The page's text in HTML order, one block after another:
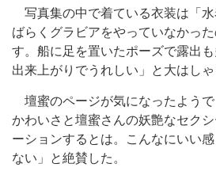
写真集の中で着ている衣装は「
ばらくグラビアをやっていなかっ
す。船に足を置いたポーズで露出
出来上がりでうれしい」と大はしゃ
壇蜜のページが気になったよう
かわいさと壇蜜さんの妖艶なセク
ーションするとは。こんなにいい感
ない」と絶賛した。